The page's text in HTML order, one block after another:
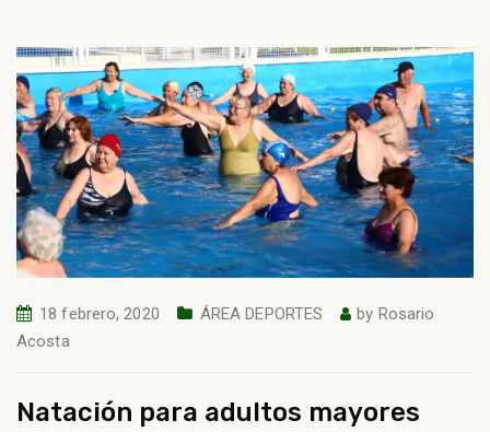
18 febrero, 2020 ÁREA DEPORTES by Rosario
Acosta
Natación para adultos mayores